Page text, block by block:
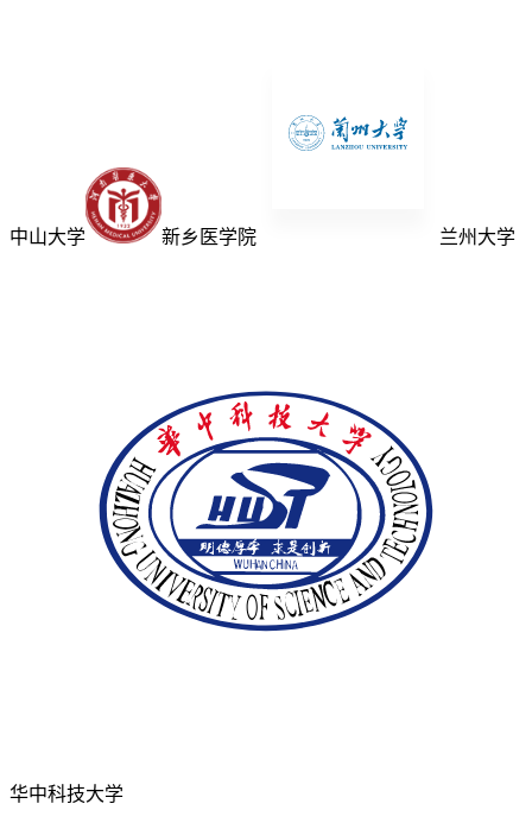
中山大学 新乡医学院 兰州大学
华中科技大学